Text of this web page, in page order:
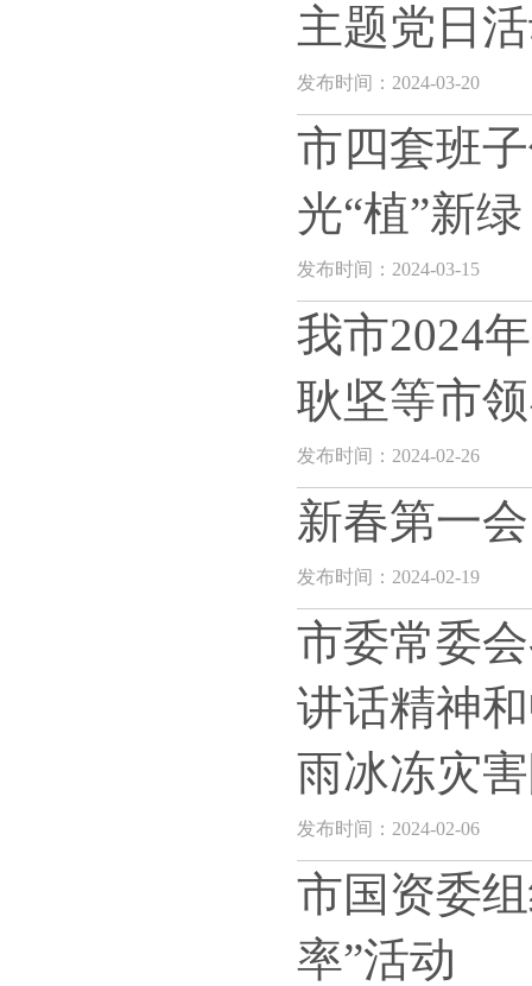
主题党日
发布时间：2024-03-20
市四套班
光“植”新
发布时间：2024-03-15
我市2024
耿坚等市
发布时间：2024-02-26
新春第一
发布时间：2024-02-19
市委常委
讲话精神
雨冰冻灾
发布时间：2024-02-06
市国资委
率”活动